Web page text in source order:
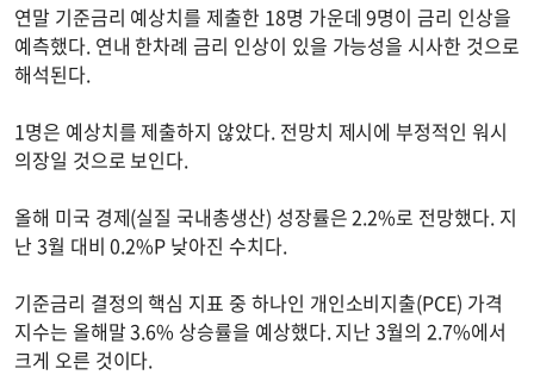
연말 기준금리 예상치를 제출한 18명 가운데 9명이 금리 인상을
예측했다. 연내 한차례 금리 인상이 있을 가능성을 시사한 것으로
해석된다.
1명은 예상치를 제출하지 않았다. 전망치 제시에 부정적인 워시
의장일 것으로 보인다.
올해 미국 경제(실질 국내총생산) 성장률은 2.2%로 전망했다. 지
난 3월 대비 0.2%P 낮아진 수치다.
기준금리 결정의 핵심 지표 중 하나인 개인소비지출(PCE) 가격
지수는 올해말 3.6% 상승률을 예상했다. 지난 3월의 2.7%에서
크게 오른 것이다.